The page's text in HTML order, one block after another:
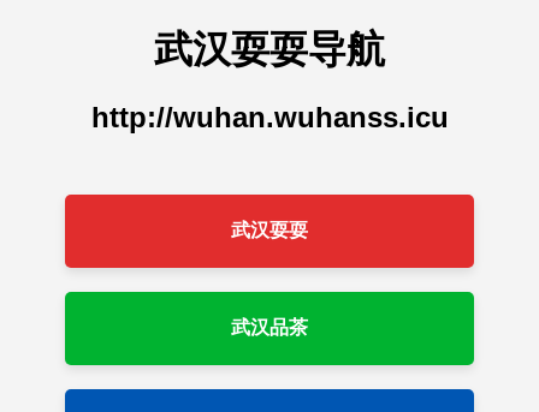
武汉耍耍导航
http://wuhan.wuhanss.icu
武汉耍耍
武汉品茶